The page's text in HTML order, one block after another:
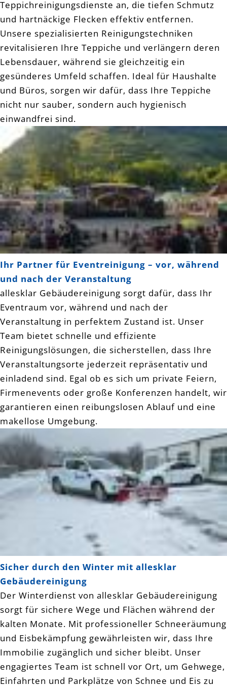
Teppichreinigungsdienste an, die tiefen Schmutz
und hartnäckige Flecken effektiv entfernen.
Unsere spezialisierten Reinigungstechniken
revitalisieren Ihre Teppiche und verlängern deren
Lebensdauer, während sie gleichzeitig ein
gesünderes Umfeld schaffen. Ideal für Haushalte
und Büros, sorgen wir dafür, dass Ihre Teppiche
nicht nur sauber, sondern auch hygienisch
einwandfrei sind.
Ihr Partner für Eventreinigung – vor, während
und nach der Veranstaltung
allesklar Gebäudereinigung sorgt dafür, dass Ihr
Eventraum vor, während und nach der
Veranstaltung in perfektem Zustand ist. Unser
Team bietet schnelle und effiziente
Reinigungslösungen, die sicherstellen, dass Ihre
Veranstaltungsorte jederzeit repräsentativ und
einladend sind. Egal ob es sich um private Feiern,
Firmenevents oder große Konferenzen handelt, wir
garantieren einen reibungslosen Ablauf und eine
makellose Umgebung.
Sicher durch den Winter mit allesklar
Gebäudereinigung
Der Winterdienst von allesklar Gebäudereinigung
sorgt für sichere Wege und Flächen während der
kalten Monate. Mit professioneller Schneeräumung
und Eisbekämpfung gewährleisten wir, dass Ihre
Immobilie zugänglich und sicher bleibt. Unser
engagiertes Team ist schnell vor Ort, um Gehwege,
Einfahrten und Parkplätze von Schnee und Eis zu